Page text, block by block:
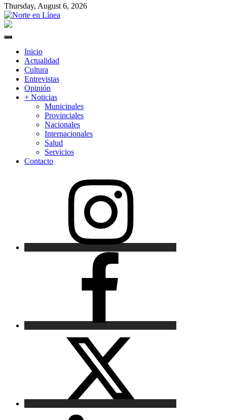
Thursday, August 6, 2026
Primary
Inicio
Actualidad
Cultura
Entrevistas
Opinión
+ Noticias
Municipales
Provinciales
Nacionales
Internacionales
Salud
Servicios
Contacto